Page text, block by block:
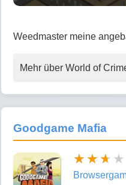
Weedmaster meine
Mehr über World of
Goodgame Mafia